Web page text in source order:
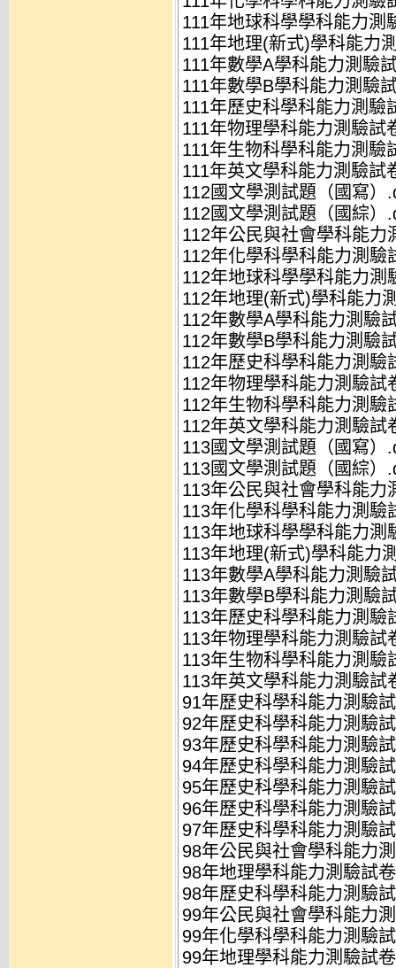
111年地球科學學科能力測
111年地理(新式)學科能力
111年數學A學科能力測驗
111年數學B學科能力測驗
111年歷史科學科能力測驗
111年物理學科能力測驗試
111年生物科學科能力測驗
111年英文學科能力測驗試
112國文學測試題（國寫）
112國文學測試題（國綜）
112年公民與社會學科能力
112年化學科學科能力測驗
112年地球科學學科能力測
112年地理(新式)學科能力
112年數學A學科能力測驗
112年數學B學科能力測驗
112年歷史科學科能力測驗
112年物理學科能力測驗試
112年生物科學科能力測驗
112年英文學科能力測驗試
113國文學測試題（國寫）
113國文學測試題（國綜）
113年公民與社會學科能力
113年化學科學科能力測驗
113年地球科學學科能力測
113年地理(新式)學科能力
113年數學A學科能力測驗
113年數學B學科能力測驗
113年歷史科學科能力測驗
113年物理學科能力測驗試
113年生物科學科能力測驗
113年英文學科能力測驗試
91年歷史科學科能力測驗
92年歷史科學科能力測驗
93年歷史科學科能力測驗
94年歷史科學科能力測驗
95年歷史科學科能力測驗
96年歷史科學科能力測驗
97年歷史科學科能力測驗
98年公民與社會學科能力
98年地理學科能力測驗試
98年歷史科學科能力測驗
99年公民與社會學科能力
99年化學科學科能力測驗
99年地理學科能力測驗試